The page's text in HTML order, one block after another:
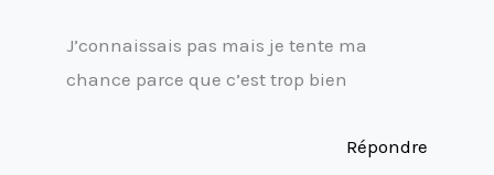
J’connaissais pas mais je tente ma
chance parce que c’est trop bien
Répondre